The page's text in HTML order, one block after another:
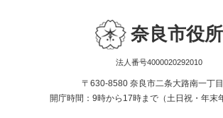
奈良市役所
法人番号4000020292010
〒630-8580 奈良市二条大路南一丁
開庁時間：9時から17時まで（土日祝・年末